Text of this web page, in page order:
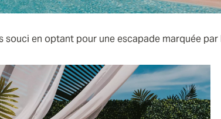
souci en optant pour une escapade marquée